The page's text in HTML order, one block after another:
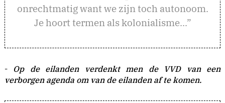
onrechtmatig want we zijn toch autonoom.
Je hoort termen als kolonialisme...”
- Op de eilanden verdenkt men de VVD van een
verborgen agenda om van de eilanden af te komen.